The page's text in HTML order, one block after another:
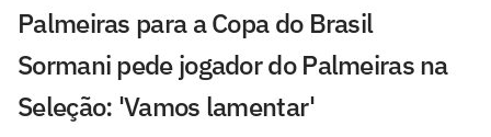
Palmeiras para a Copa do Brasil
Sormani pede jogador do Palmeiras na
Seleção: 'Vamos lamentar'